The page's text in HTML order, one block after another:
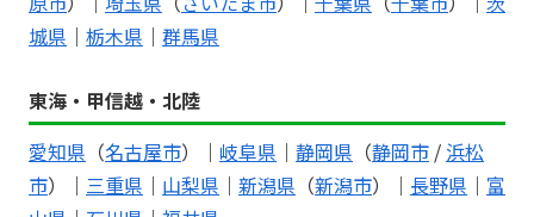
城県 ｜ 栃木県 ｜ 群馬県
東海・甲信越・北陸
愛知県 （名古屋市）｜ 岐阜県 ｜ 静岡県 （静岡市 / 浜松
市）｜ 三重県 ｜ 山梨県 ｜ 新潟県 （新潟市）｜ 長野県 ｜ 富